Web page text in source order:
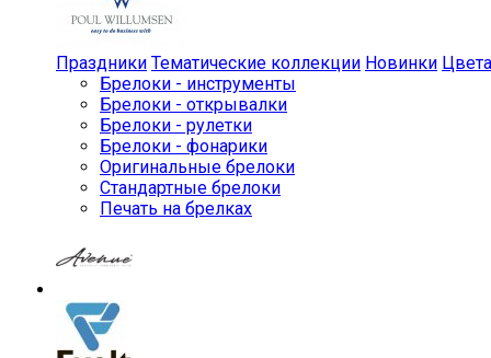
Праздники Тематические коллекции Новинки Цвета
Брелоки - инструменты
Брелоки - открывалки
Брелоки - рулетки
Брелоки - фонарики
Оригинальные брелоки
Стандартные брелоки
Печать на брелках